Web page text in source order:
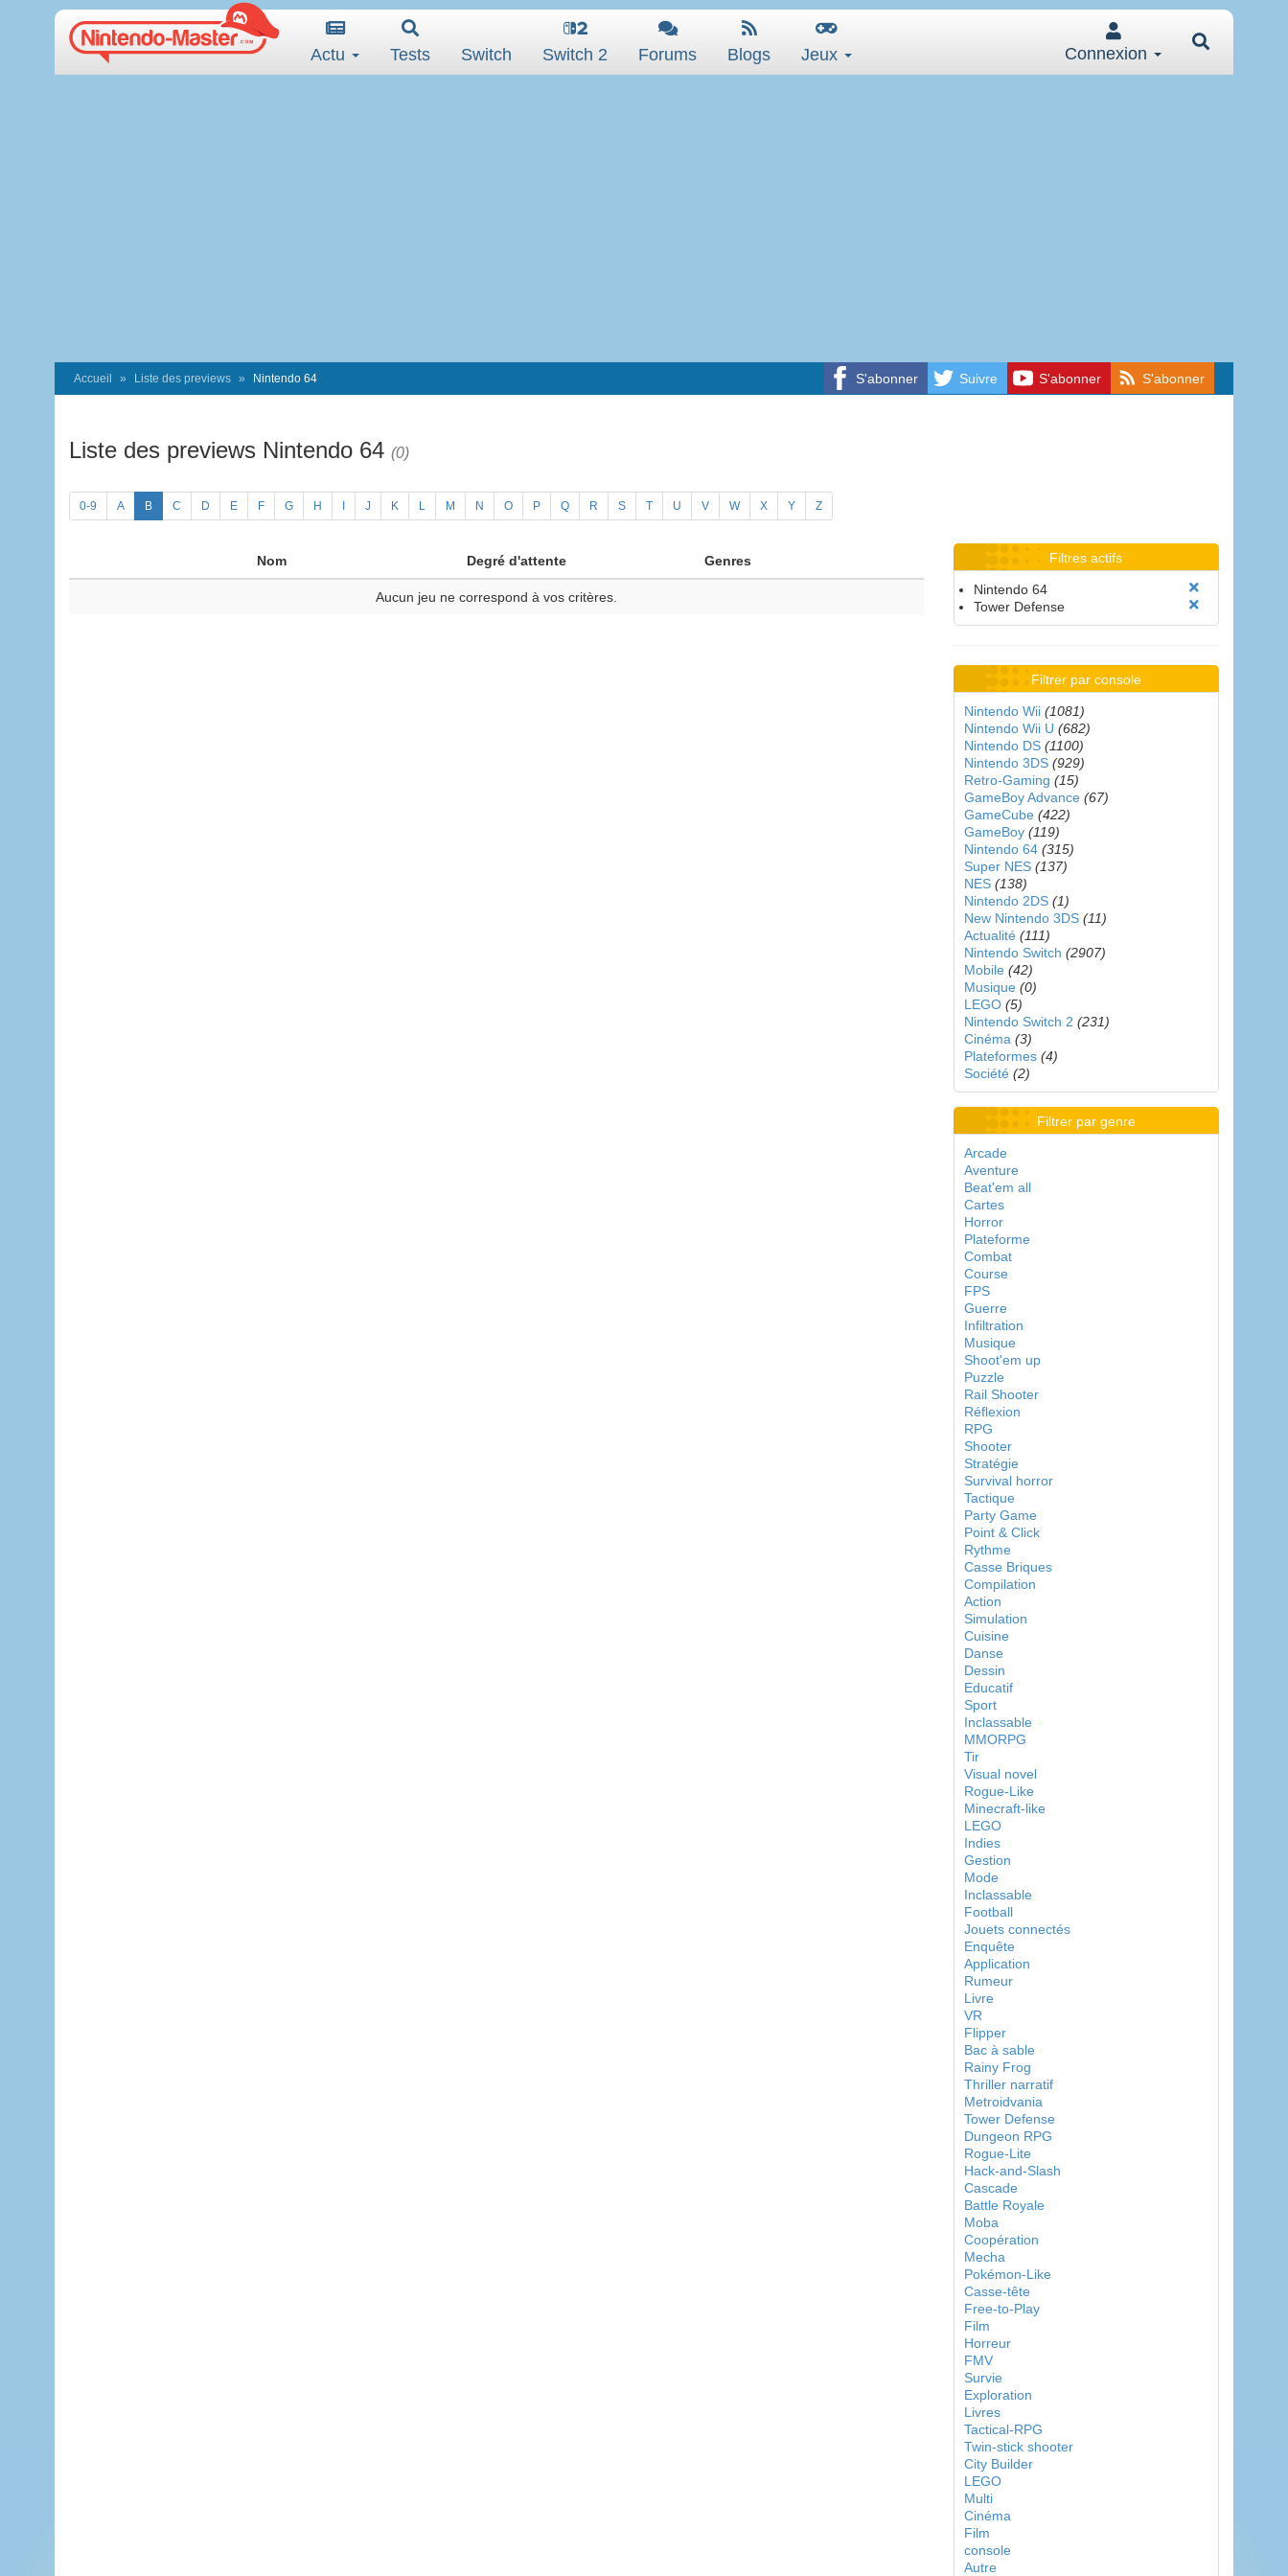
Actu Tests Switch Switch 2 Forums Blogs Jeux Connexion
S'abonner Suivre S'abonner S'abonner
Accueil Liste des previews Nintendo 64
Liste des previews Nintendo 64 (0)
0-9 A B C D E F G H J K L M N O P Q R S T U V W X Y Z
Nom Degré d'attente Genres
Aucun jeu ne correspond à vos critères.
Filtres actifs
Nintendo 64
Tower Defense
Filtrer par console
Nintendo Wii (1081)
Nintendo Wii U (682)
Nintendo DS (1100)
Nintendo 3DS (929)
Retro-Gaming (15)
GameBoy Advance (67)
GameCube (422)
GameBoy (119)
Nintendo 64 (315)
Super NES (137)
NES (138)
Nintendo 2DS (1)
New Nintendo 3DS (11)
Actualité (111)
Nintendo Switch (2907)
Mobile (42)
Musique (0)
LEGO (5)
Nintendo Switch 2 (231)
Cinéma (3)
Plateformes (4)
Société (2)
Filtrer par genre
Arcade
Aventure
Beat'em all
Cartes
Horror
Plateforme
Combat
Course
FPS
Guerre
Infiltration
Musique
Shoot'em up
Puzzle
Rail Shooter
Réflexion
RPG
Shooter
Stratégie
Survival horror
Tactique
Party Game
Point & Click
Rythme
Casse Briques
Compilation
Action
Simulation
Cuisine
Danse
Dessin
Educatif
Sport
Inclassable
MMORPG
Tir
Visual novel
Rogue-Like
Minecraft-like
LEGO
Indies
Gestion
Mode
Inclassable
Football
Jouets connectés
Enquête
Application
Rumeur
Livre
VR
Flipper
Bac à sable
Rainy Frog
Thriller narratif
Metroidvania
Tower Defense
Dungeon RPG
Rogue-Lite
Hack-and-Slash
Cascade
Battle Royale
Moba
Coopération
Mecha
Pokémon-Like
Casse-tête
Free-to-Play
Film
Horreur
FMV
Survie
Exploration
Livres
Tactical-RPG
Twin-stick shooter
City Builder
LEGO
Multi
Cinéma
Film
console
Autre